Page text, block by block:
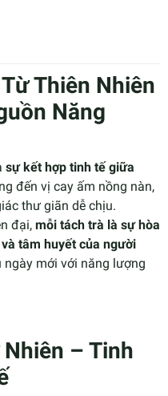
Thiên Nhiên
Năng
sự kết hợp tinh tế giữa
đến vị cay ấm nồng nàn,
thư giãn dễ chịu.
đại, mỗi tách trà là sự hòa
tâm huyết của người
mới với năng lượng
– Tinh